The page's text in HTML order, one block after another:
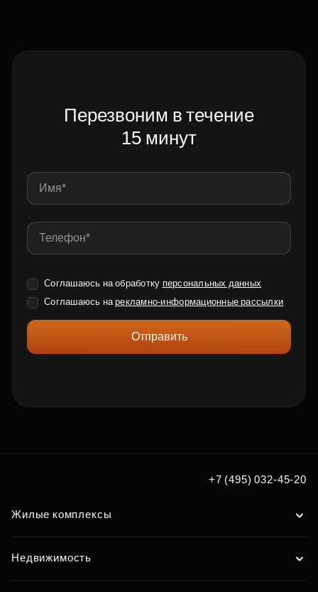
Перезвоним в течение
15 минут
Соглашаюсь на обработку персональных данных
Соглашаюсь нарекламно-информационные рассылки
Отправить
+7 (495) 032-45-20
Жилые комплексы
Недвижимость